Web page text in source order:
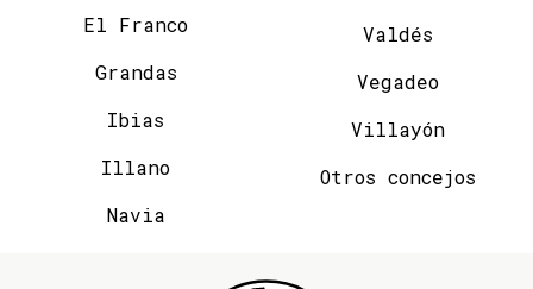
El Franco
Grandas
Ibias
Illano
Navia
Valdés
Vegadeo
Villayón
Otros concejos